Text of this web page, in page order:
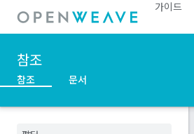
가이드
참조
참조 문서